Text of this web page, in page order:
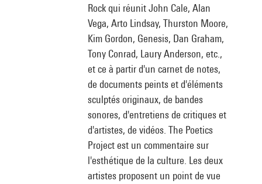
Rock qui réunit John Cale, Alan
Vega, Arto Lindsay, Thurston Moore,
Kim Gordon, Genesis, Dan Graham,
Tony Conrad, Laury Anderson, etc.,
et ce à partir d'un carnet de notes,
de documents peints et d'éléments
sculptés originaux, de bandes
sonores, d'entretiens de critiques et
d'artistes, de vidéos. The Poetics
Project est un commentaire sur
l'esthétique de la culture. Les deux
artistes proposent un point de vue